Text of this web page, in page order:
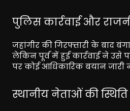
पुलिस कार्रवाई और
जहांगीर की गिरफ्तारी के बाद
लेकिन पूर्व में हुई कार्रवाई ने
पर कोई आधिकारिक बयान जारी
स्थानीय नेताओं की स्थिति